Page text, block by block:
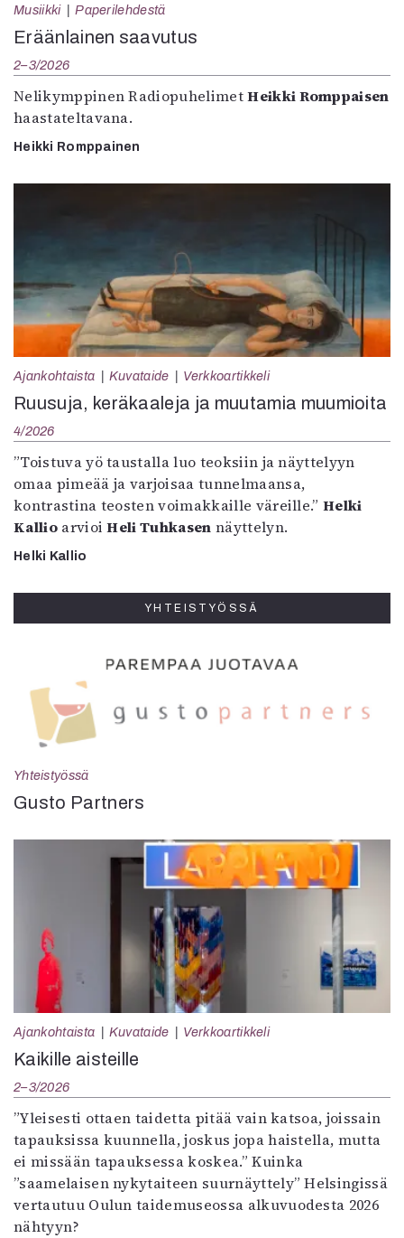
Musiikki Paperilehdestä
Eräänlainen saavutus
2–3/2026
Nelikymppinen RadiopuhelimetHeikki Romppaisen
haastateltavana.
Heikki Romppainen
Ajankohtaista Kuvataide Verkkoartikkeli
Ruusuja, keräkaaleja ja muutamia muumioita
4/2026
”Toistuva yö taustalla luo teoksiin ja näyttelyyn
omaa pimeää ja varjoisaa tunnelmaansa,
kontrastina teosten voimakkaille väreille.”Helki
KallioarvioiHeli Tuhkasen näyttelyn.
Helki Kallio
YHTEISTYÖSSÄ
Yhteistyössä
Gusto Partners
Ajankohtaista Kuvataide Verkkoartikkeli
Kaikille aisteille
2–3/2026
”Yleisesti ottaen taidetta pitää vain katsoa, joissain
tapauksissa kuunnella, joskus jopa haistella, mutta
ei missään tapauksessa koskea.” Kuinka
”saamelaisen nykytaiteen suurnäyttely” Helsingissä
vertautuu Oulun taidemuseossa alkuvuodesta 2026
nähtyyn?